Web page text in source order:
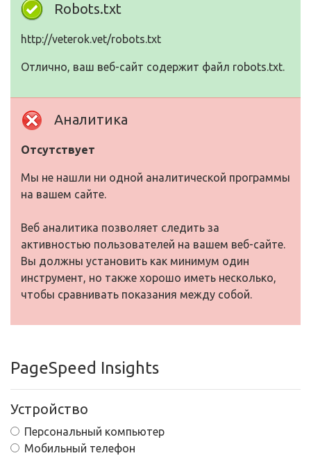
Robots.txt
http://veterok.vet/robots.txt
Отлично, ваш веб-сайт содержит файл robots.txt.
Аналитика
Отсутствует
Мы не нашли ни одной аналитической программы
на вашем сайте.
Веб аналитика позволяет следить за
активностью пользователей на вашем веб-сайте.
Вы должны установить как минимум один
инструмент, но также хорошо иметь несколько,
чтобы сравнивать показания между собой.
PageSpeed Insights
Устройство
Персональный компьютер
Мобильный телефон